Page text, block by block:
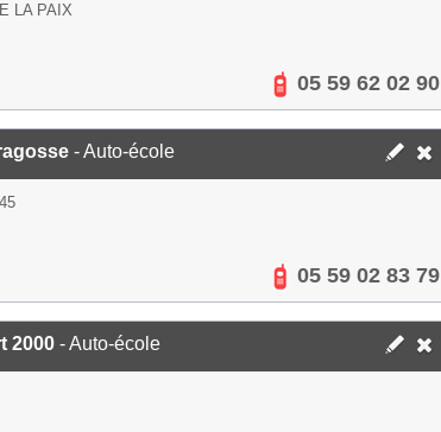
LA PAIX
05 59 62 02 90
- Auto-école
05 59 02 83 79
2000 - Auto-école